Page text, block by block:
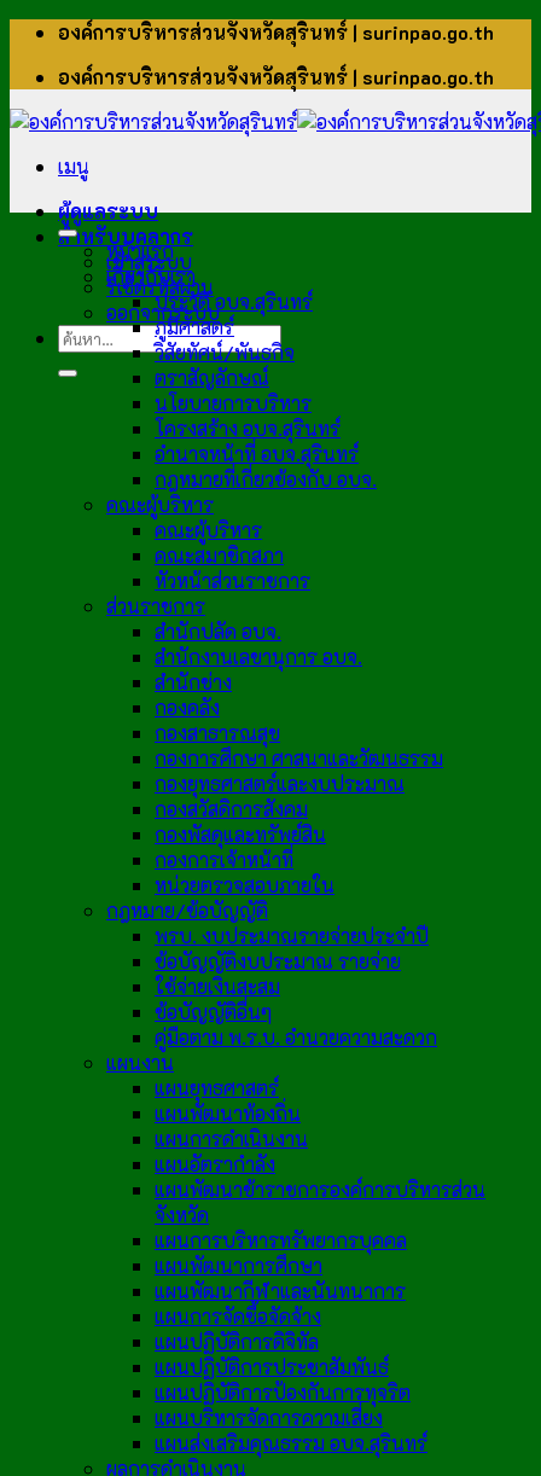
ข้าม
เนื้อหา
องค์การบริหารส่วนจังหวัดสุรินทร์ | surinpao.go.th
องค์การบริหารส่วนจังหวัดสุรินทร์ | surinpao.go.th
เมนู
ผู้ดูแลระบบ
สำหรับบุคลากร
เข้าสู่ระบบ
รีเซ็ตรหัสผ่าน
ออกจากระบบ
หน้าแรก
เกี่ยวกับเรา
ประวัติ อบจ.สุรินทร์
ภูมิศาสตร์
วิสัยทัศน์/พันธกิจ
ตราสัญลักษณ์
นโยบายการบริหาร
โครงสร้าง อบจ.สุรินทร์
อำนาจหน้าที่ อบจ.สุรินทร์
กฎหมายที่เกี่ยวข้องกับ อบจ.
คณะผู้บริหาร
คณะผู้บริหาร
คณะสมาชิกสภา
หัวหน้าส่วนราชการ
ส่วนราชการ
สำนักปลัด อบจ.
สำนักงานเลขานุการ อบจ.
สำนักช่าง
กองคลัง
กองสาธารณสุข
กองการศึกษา ศาสนาและวัฒนธรรม
กองยุทธศาสตร์และงบประมาณ
กองสวัสดิการสังคม
กองพัสดุและทรัพย์สิน
กองการเจ้าหน้าที่
หน่วยตรวจสอบภายใน
กฎหมาย/ข้อบัญญัติ
พรบ. งบประมาณรายจ่ายประจำปี
ข้อบัญญัติงบประมาณ รายจ่าย
ใช้จ่ายเงินสะสม
ข้อบัญญัติอื่นๆ
คู่มือตาม พ.ร.บ. อำนวยความสะดวก
แผนงาน
แผนยุทธศาสตร์
แผนพัฒนาท้องถิ่น
แผนการดำเนินงาน
แผนอัตรากำลัง
แผนพัฒนาข้าราชการองค์การบริหารส่วน
จังหวัด
แผนการบริหารทรัพยากรบุคคล
แผนพัฒนาการศึกษา
แผนพัฒนากีฬาและนันทนาการ
แผนการจัดซื้อจัดจ้าง
แผนปฏิบัติการดิจิทัล
แผนปฏิบัติการประชาสัมพันธ์
แผนปฏิบัติการป้องกันการทุจริต
แผนบริหารจัดการความเสี่ยง
แผนส่งเสริมคุณธรรม อบจ.สุรินทร์
ผลการดำเนินงาน